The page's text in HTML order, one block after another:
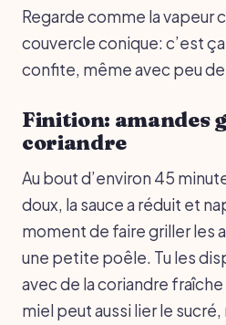
Regarde comme la vapeur
couvercle conique: c’est
confite, même avec peu
Finition: amandes
coriandre
Au bout d’environ 45
doux, la sauce a réduit et
moment de faire griller les
une petite poêle. Tu les
avec de la coriandre
miel peut aussi lier le